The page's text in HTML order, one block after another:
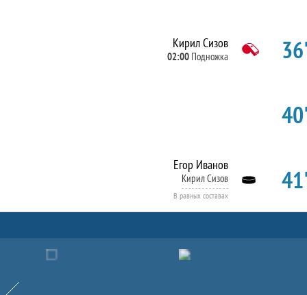
Кирил Сизов
02:00 Подножка
Егор Иванов
Кирил Сизов
В равных составах
Назад
Партнёры